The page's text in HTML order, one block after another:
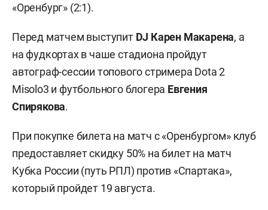
«Оренбург» (2:1).
Перед матчем выступит DJ Карен Макарена, а
на фудкортах в чаше стадиона пройдут
автограф-сессии топового стримера Dota 2
Misolo3 и футбольного блогера Евгения
Спирякова.
При покупке билета на матч с «Оренбургом» клуб
предоставляет скидку 50% на билет на матч
Кубка России (путь РПЛ) против «Спартака»,
который пройдет 19 августа.